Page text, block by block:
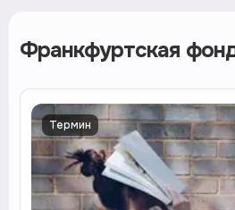
Франкфуртская
Термин